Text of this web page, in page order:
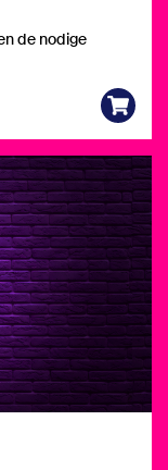
de nodige